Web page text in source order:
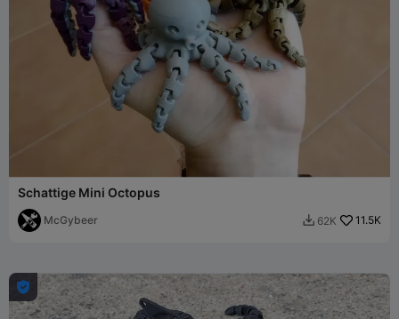
Schattige Mini Octopus
McGybeer  62K 11.5K
